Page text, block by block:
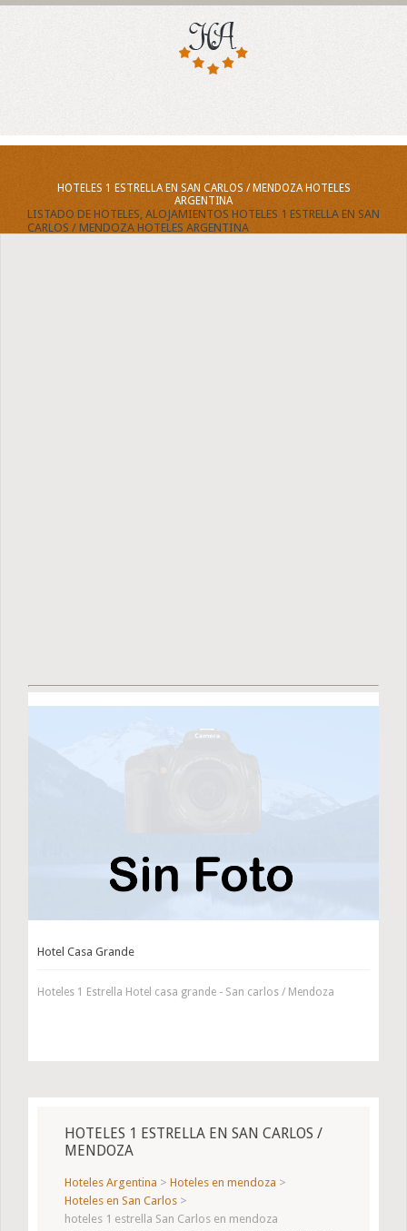
HOTELES 1 ESTRELLA EN SAN CARLOS / MENDOZA HOTELES
ARGENTINA
LISTADO DE HOTELES, ALOJAMIENTOS HOTELES 1 ESTRELLA EN SAN
CARLOS / MENDOZA HOTELES ARGENTINA
Hotel Casa Grande
Hoteles 1 Estrella Hotel casa grande - San carlos / Mendoza
HOTELES 1 ESTRELLA EN SAN CARLOS /
MENDOZA
Hoteles Argentina > Hoteles en mendoza >
Hoteles en San Carlos >
hoteles 1 estrella San Carlos en mendoza